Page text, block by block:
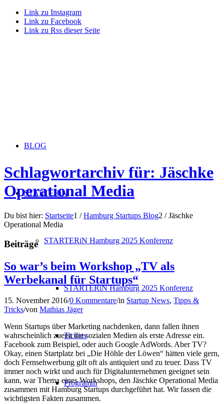
Link zu Instagram
Link zu Facebook
Link zu Rss dieser Seite
BLOG
STARTERiN
STARTERiN Hamburg 2025 Konferenz
STARTERiN Hamburg 2025 Konferenz
Tickets
Programm
Schlagwortarchiv für: Jäschke
Operational Media
Du bist hier: Startseite1 / Hamburg Startups Blog2 / Jäschke
Operational Media
Beiträge
So war’s beim Workshop „TV als
Werbekanal für Startups“
15. November 2016/0 Kommentare/in Startup News, Tipps &
Tricks/von Mathias Jäger
Wenn Startups über Marketing nachdenken, dann fallen ihnen
wahrscheinlich zuerst die sozialen Medien als erste Adresse ein.
Facebook zum Beispiel, oder auch Google AdWords. Aber TV?
Okay, einen Startplatz bei „Die Höhle der Löwen“ hätten viele gern,
doch Fernsehwerbung gilt oft als antiquiert und zu teuer. Dass TV
immer noch wirkt und auch für Digitalunternehmen geeignet sein
kann, war Thema eines Workshops, den Jäschke Operational Media
zusammen mit Hamburg Startups durchgeführt hat. Wir fassen die
wichtigsten Fakten zusammen.